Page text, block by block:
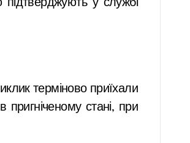
у службі
терміново приїхали
пригніченому стані, при